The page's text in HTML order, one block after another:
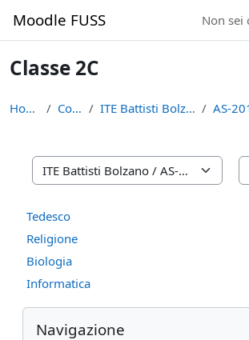
Moodle FUSS Non sei
Classe 2C
Home Corsi ITE Battisti Bolzano
Categorie di corso
Tedesco
Religione
Biologia
Informatica
Blocchi
Salta Navigazione
Navigazione